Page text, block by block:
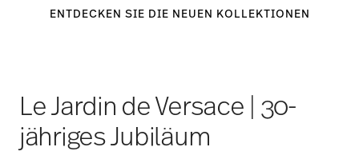
ENTDECKEN SIE DIE NEUEN KOLLEKTIONEN
Le Jardin de Versace | 30-
jähriges Jubiläum